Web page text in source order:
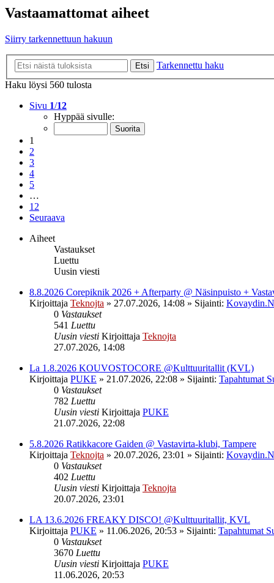
Vastaamattomat aiheet
Siirry tarkennettuun hakuun
Etsi
Tarkennettu haku
Haku löysi 560 tulosta
Sivu 1/12
Hyppää sivulle:
1
2
3
4
5
…
12
Seuraava
Aiheet
Vastaukset
Luettu
Uusin viesti
8.8.2026 Corepiknik 2026 + Afterparty @ Näsinpuisto +
Kirjoittaja Teknojta » 27.07.2026, 14:08 » Sijainti:
0 Vastaukset
541 Luettu
Uusin viesti Kirjoittaja Teknojta
27.07.2026, 14:08
La 1.8.2026 KOUVOSTOCORE @Kulttuuritallit (KVL)
Kirjoittaja PUKE » 21.07.2026, 22:08 » Sijainti: Tapahtumat
0 Vastaukset
782 Luettu
Uusin viesti Kirjoittaja PUKE
21.07.2026, 22:08
5.8.2026 Ratikkacore Gaiden @ Vastavirta-klubi, Tampere
Kirjoittaja Teknojta » 20.07.2026, 23:01 » Sijainti:
0 Vastaukset
402 Luettu
Uusin viesti Kirjoittaja Teknojta
20.07.2026, 23:01
LA 13.6.2026 FREAKY DISCO! @Kulttuuritallit, KVL
Kirjoittaja PUKE » 11.06.2026, 20:53 » Sijainti: Tapahtumat
0 Vastaukset
3670 Luettu
Uusin viesti Kirjoittaja PUKE
11.06.2026, 20:53